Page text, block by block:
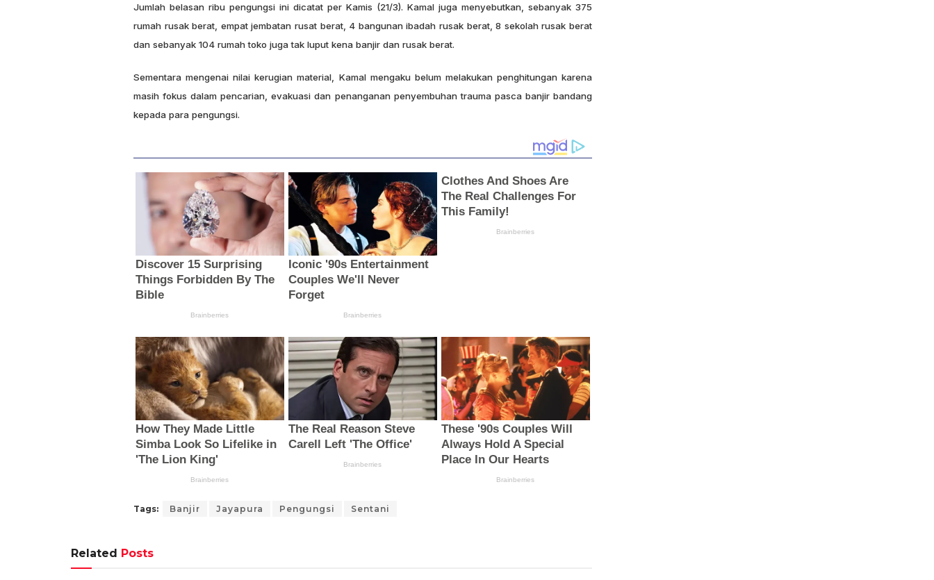
Jumlah belasan ribu pengungsi ini dicatat per Kamis (21/3). Kamal juga menyebutkan, sebanyak 375
rumah rusak berat, empat jembatan rusat berat, 4 bangunan ibadah rusak berat, 8 sekolah rusak berat
dan sebanyak 104 rumah toko juga tak luput kena banjir dan rusak berat.
Sementara mengenai nilai kerugian material, Kamal mengaku belum melakukan penghitungan karena
masih fokus dalam pencarian, evakuasi dan penanganan penyembuhan trauma pasca banjir bandang
kepada para pengungsi.
Tags: Banjir Jayapura Pengungsi Sentani
Related Posts